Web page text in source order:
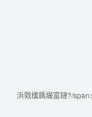
浜戣櫄鎷熶富鏈?/